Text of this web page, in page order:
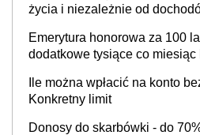
życia i niezależnie od
spadku liczby urodzeń w
Emerytura honorowa za 100
dodatkowe tysiące co
Ile można wpłacić na konto
Konkretny limit
Donosy do skarbówki - do